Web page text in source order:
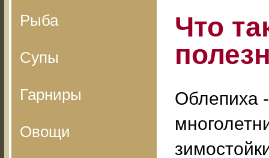
Рыба
Супы
Гарниры
Овощи
Что
Облепиха